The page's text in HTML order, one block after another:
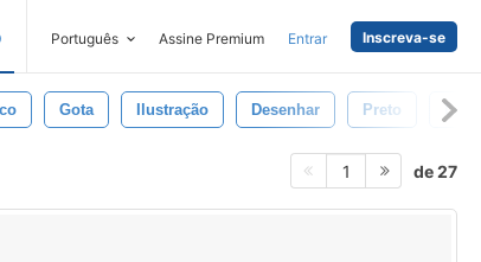
Português Assine Premium Entrar Inscreva-se
Gota Ilustração Desenhar Preto
1 de 27